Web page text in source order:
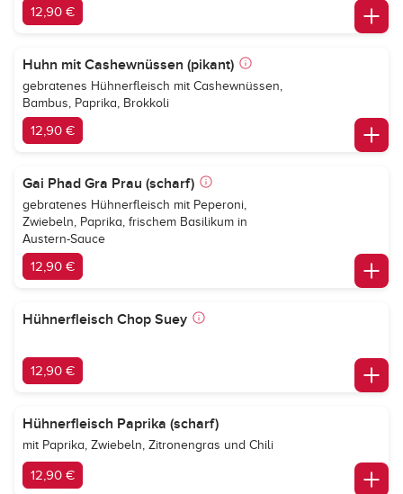
12,90 €
Huhn mit Cashewnüssen (pikant)
gebratenes Hühnerfleisch mit Cashewnüssen,
Bambus, Paprika, Brokkoli
12,90 €
Gai Phad Gra Prau (scharf)
gebratenes Hühnerfleisch mit Peperoni,
Zwiebeln, Paprika, frischem Basilikum in
Austern-Sauce
12,90 €
Hühnerfleisch Chop Suey
12,90 €
Hühnerfleisch Paprika (scharf)
mit Paprika, Zwiebeln, Zitronengras und Chili
12,90 €